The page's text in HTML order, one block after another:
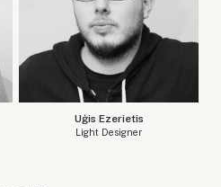
Uģis Ezerietis
Light Designer